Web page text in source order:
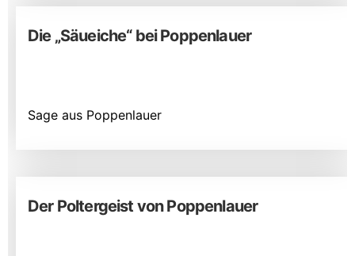
Die „Säueiche“ bei Poppenlauer
Sage aus Poppenlauer
Der Poltergeist von Poppenlauer